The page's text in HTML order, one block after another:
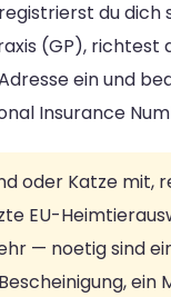
registrierst du
(GP), richtest
ein und
Insurance
oder Katze mit,
EU-
— noetig sind
ein